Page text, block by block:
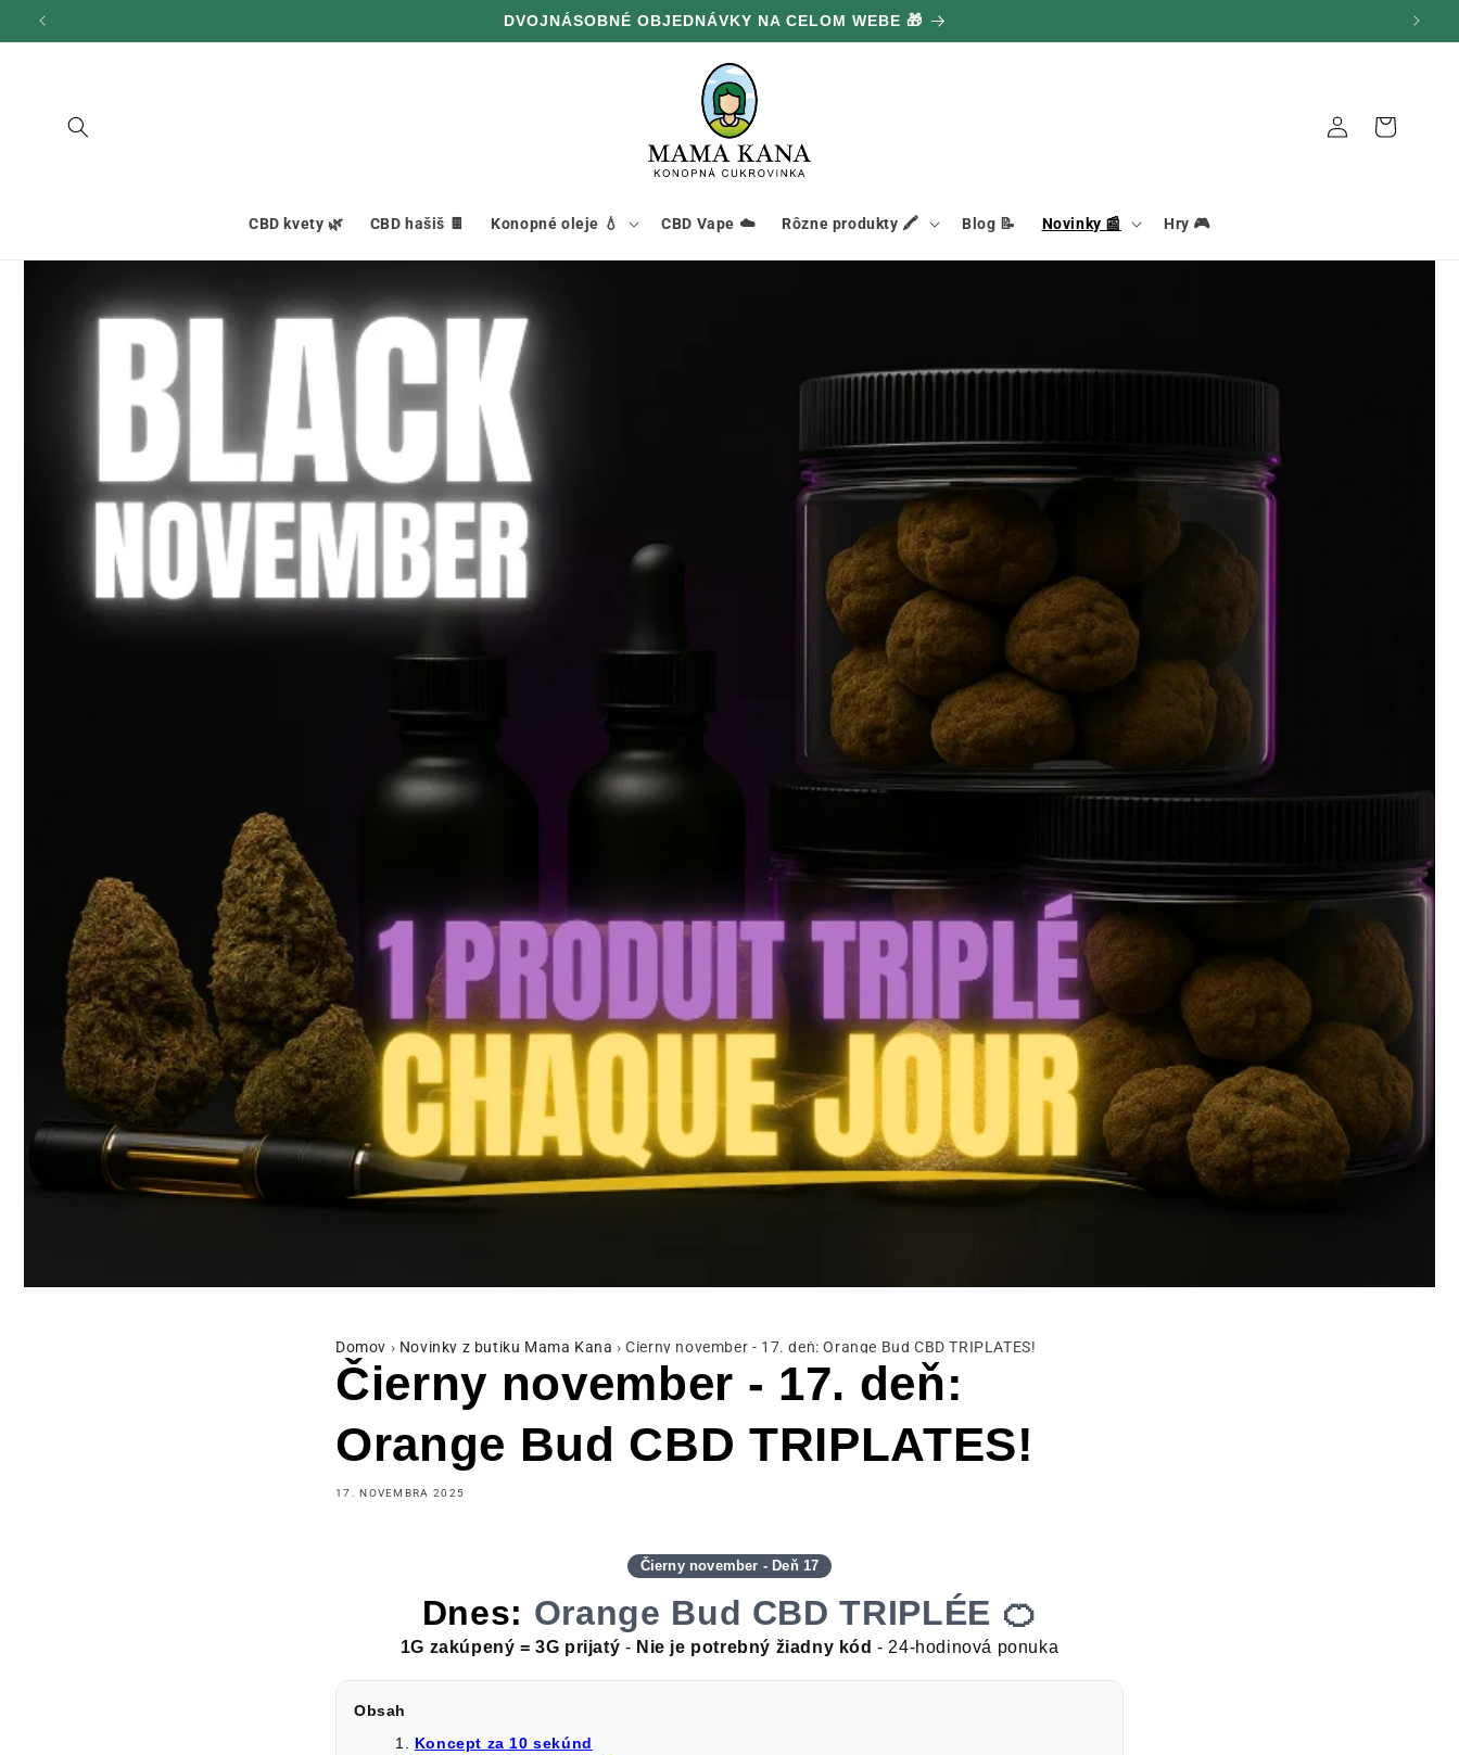
a prejsť
na obsah
DVOJNÁSOBNÉ OBJEDNÁVKY NA CELOM WEBE 🎁
CBD kvety 🌿 CBD hašiš 🍫 Konopné oleje 💧 CBD Vape ☁️ Rôzne produkty 🖍️ Blog 📝 Novinky 📰 Hry 🎮
Pripojenie Košík
Domov › Novinky z butiku Mama Kana › Čierny november - 17. deň: Orange Bud CBD TRIPLATES!
Čierny november - 17. deň:
Orange Bud CBD TRIPLATES!
17. NOVEMBRA 2025
Čierny november - Deň 17
Dnes: Orange Bud CBD TRIPLÉE 🍊
1G zakúpený = 3G prijatý - Nie je potrebný žiadny kód - 24-hodinová ponuka
Obsah
Koncept za 10 sekúnd